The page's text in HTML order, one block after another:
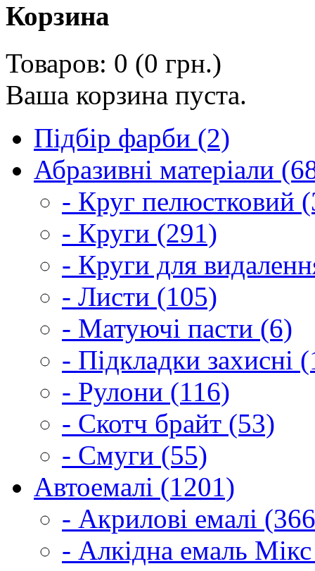
Корзина
Товаров: 0 (0 грн.)
Ваша корзина пуста.
Підбір фарби (2)
Абразивні матеріали
- Круг пелюстковий
- Круги (291)
- Круги для
- Листи (105)
- Матуючі пасти (6)
- Підкладки захисні
- Рулони (116)
- Скотч брайт (53)
- Смуги (55)
Автоемалі (1201)
- Акрилові емалі
- Алкідна емаль